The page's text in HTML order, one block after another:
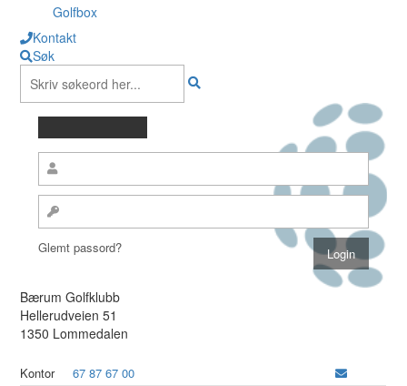
Golfbox
Kontakt
Søk
Glemt passord?
Bærum Golfklubb
Hellerudveien 51
1350 Lommedalen
Kontor
67 87 67 00